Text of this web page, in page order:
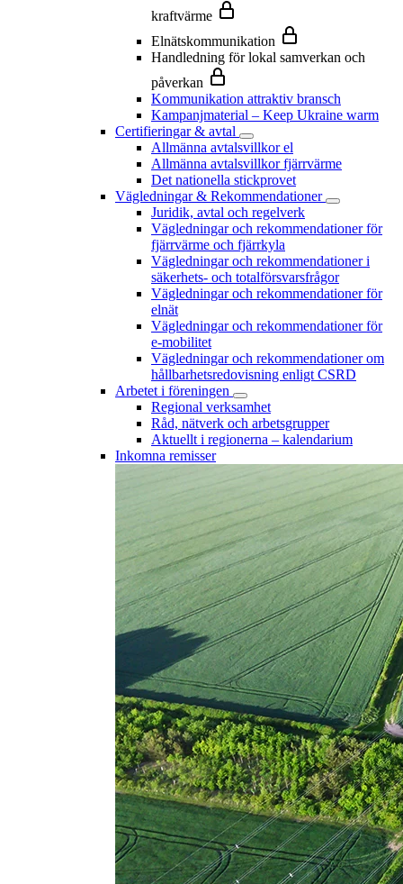
kraftvärme
Elnätskommunikation
Handledning för lokal samverkan och
påverkan
Kommunikation attraktiv bransch
Kampanjmaterial – Keep Ukraine warm
Certifieringar & avtal
Allmänna avtalsvillkor el
Allmänna avtalsvillkor fjärrvärme
Det nationella stickprovet
Vägledningar & Rekommendationer
Juridik, avtal och regelverk
Vägledningar och rekommendationer för
fjärrvärme och fjärrkyla
Vägledningar och rekommendationer i
säkerhets- och totalförsvarsfrågor
Vägledningar och rekommendationer för
elnät
Vägledningar och rekommendationer för
e-mobilitet
Vägledningar och rekommendationer om
hållbarhetsredovisning enligt CSRD
Arbetet i föreningen
Regional verksamhet
Råd, nätverk och arbetsgrupper
Aktuellt i regionerna – kalendarium
Inkomna remisser